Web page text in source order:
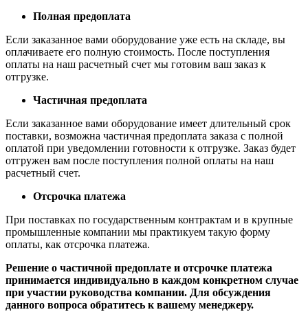
Полная предоплата
Если заказанное вами оборудование уже есть на складе, вы
оплачиваете его полную стоимость. После поступления
оплаты на наш расчетный счет мы готовим ваш заказ к
отгрузке.
Частичная предоплата
Если заказанное вами оборудование имеет длительный срок
поставки, возможна частичная предоплата заказа с полной
оплатой при уведомлении готовности к отгрузке. Заказ будет
отгружен вам после поступления полной оплаты на наш
расчетный счет.
Отсрочка платежа
При поставках по государственным контрактам и в крупные
промышленные компании мы практикуем такую форму
оплаты, как отсрочка платежа.
Решение о частичной предоплате и отсрочке платежа
принимается индивидуально в каждом конкретном случае
при участии руководства компании. Для обсуждения
данного вопроса обратитесь к вашему менеджеру.